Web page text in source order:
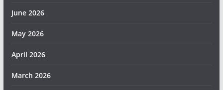
June 2026
May 2026
April 2026
March 2026